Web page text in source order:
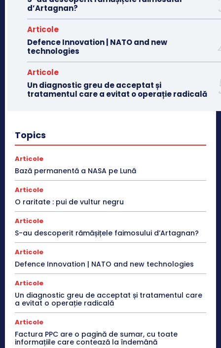
d’Artagnan?
Articole
Defence Innovation | NATO and new
technologies
Articole
Un diagnostic greu de acceptat și
tratamentul care a evitat o operație radicală
Topics
Articole
Bază permanentă a NASA pe Lună
Articole
O raritate : pui de vultur negru
Articole
S-au descoperit rămășițele faimosului d’Artagnan?
Articole
Defence Innovation | NATO and new technologies
Articole
Un diagnostic greu de acceptat și tratamentul care
a evitat o operație radicală
Articole
Factura PPC are o pagină de sumar, cu toate
informațiile care contează la îndemână